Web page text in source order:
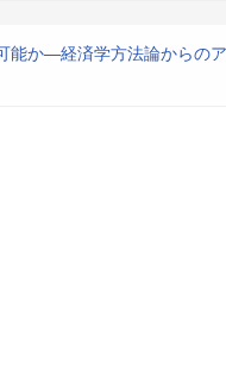
能か―経済学方法論からの